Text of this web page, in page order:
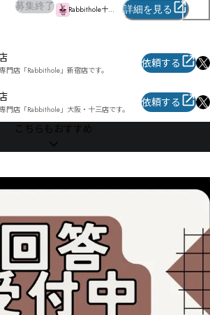
募集終了
Rabbithole十三
店
詳細を見る
門店「Rabbithole」新宿店です。
依頼する
門店「Rabbithole」大阪・十三店です。
依頼する
こちらもおすすめ